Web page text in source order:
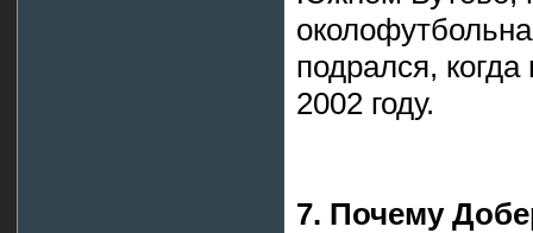
подрался,
2002 году.
7. Почему